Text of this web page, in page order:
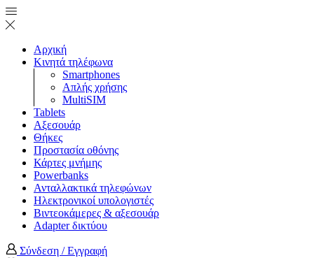
Αρχική
Κινητά τηλέφωνα
Smartphones
Απλής χρήσης
MultiSIM
Tablets
Αξεσουάρ
Θήκες
Προστασία οθόνης
Κάρτες μνήμης
Powerbanks
Ανταλλακτικά τηλεφώνων
Ηλεκτρονικοί υπολογιστές
Βιντεοκάμερες & αξεσουάρ
Adapter δικτύου
Σύνδεση / Εγγραφή